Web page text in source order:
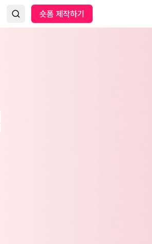
숏폼 제작하기